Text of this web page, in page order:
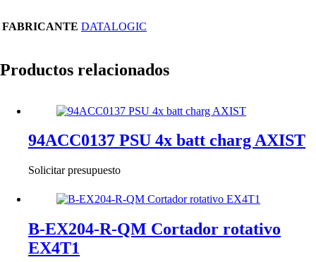
FABRICANTE DATALOGIC
Productos relacionados
94ACC0137 PSU 4x batt charg AXIST
Solicitar presupuesto
B-EX204-R-QM Cortador rotativo
EX4T1